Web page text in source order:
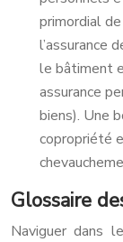
primordial
l’assurance
le bâtiment
assurance
biens). Une
copropriété
Glossaire
Naviguer dans